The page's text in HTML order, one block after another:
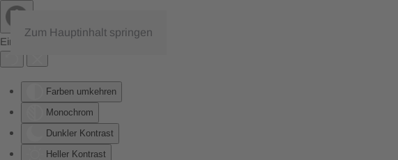
Eingabehilfen öffnen
Farben umkehren
Monochrom
Dunkler Kontrast
Heller Kontrast
Zum Hauptinhalt springen